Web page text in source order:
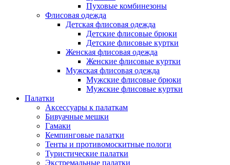
Пуховые комбинезоны
Флисовая одежда
Детская флисовая одежда
Детские флисовые брюки
Детские флисовые куртки
Женская флисовая одежда
Женские флисовые куртки
Мужская флисовая одежда
Мужские флисовые брюки
Мужские флисовые куртки
Палатки
Аксессуары к палаткам
Бивуачные мешки
Гамаки
Кемпинговые палатки
Тенты и противомоскитные пологи
Туристические палатки
Экстремальные палатки